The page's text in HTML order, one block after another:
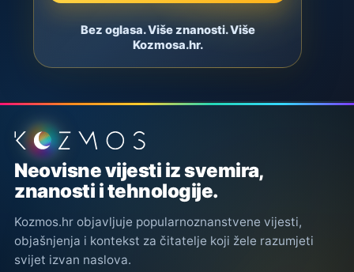
Bez oglasa. Više znanosti. Više
Kozmosa.hr.
Podnožje stranice
Neovisne vijesti iz svemira,
znanosti i tehnologije.
Kozmos.hr objavljuje popularnoznanstvene vijesti,
objašnjenja i kontekst za čitatelje koji žele razumjeti
svijet izvan naslova.